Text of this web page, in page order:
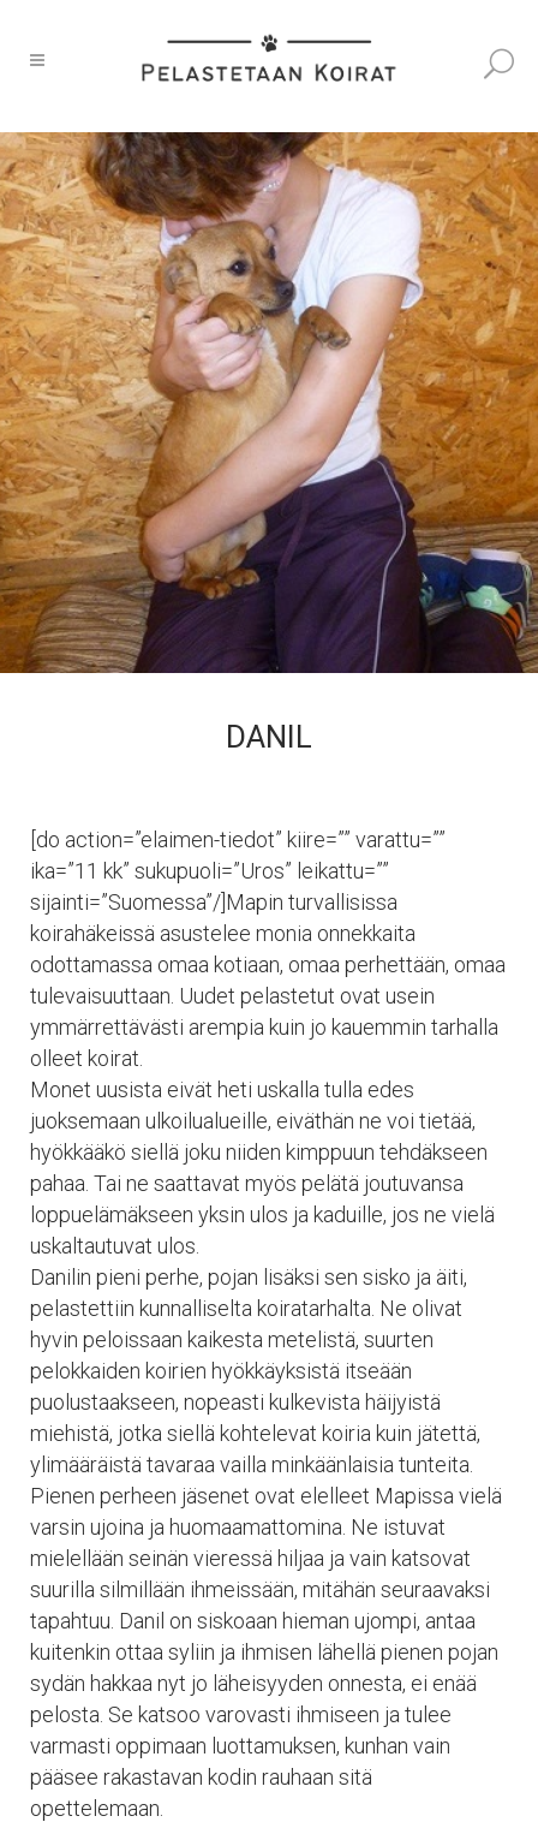
DANIL
[do action=”elaimen-tiedot” kiire=”” varattu=””
ika=”11 kk” sukupuoli=”Uros” leikattu=””
sijainti=”Suomessa”/]Mapin turvallisissa
koirahäkeissä asustelee monia onnekkaita
odottamassa omaa kotiaan, omaa perhettään, omaa
tulevaisuuttaan. Uudet pelastetut ovat usein
ymmärrettävästi arempia kuin jo kauemmin tarhalla
olleet koirat.
Monet uusista eivät heti uskalla tulla edes
juoksemaan ulkoilualueille, eiväthän ne voi tietää,
hyökkääkö siellä joku niiden kimppuun tehdäkseen
pahaa. Tai ne saattavat myös pelätä joutuvansa
loppuelämäkseen yksin ulos ja kaduille, jos ne vielä
uskaltautuvat ulos.
Danilin pieni perhe, pojan lisäksi sen sisko ja äiti,
pelastettiin kunnalliselta koiratarhalta. Ne olivat
hyvin peloissaan kaikesta metelistä, suurten
pelokkaiden koirien hyökkäyksistä itseään
puolustaakseen, nopeasti kulkevista häijyistä
miehistä, jotka siellä kohtelevat koiria kuin jätettä,
ylimääräistä tavaraa vailla minkäänlaisia tunteita.
Pienen perheen jäsenet ovat elelleet Mapissa vielä
varsin ujoina ja huomaamattomina. Ne istuvat
mielellään seinän vieressä hiljaa ja vain katsovat
suurilla silmillään ihmeissään, mitähän seuraavaksi
tapahtuu. Danil on siskoaan hieman ujompi, antaa
kuitenkin ottaa syliin ja ihmisen lähellä pienen pojan
sydän hakkaa nyt jo läheisyyden onnesta, ei enää
pelosta. Se katsoo varovasti ihmiseen ja tulee
varmasti oppimaan luottamuksen, kunhan vain
pääsee rakastavan kodin rauhaan sitä
opettelemaan.